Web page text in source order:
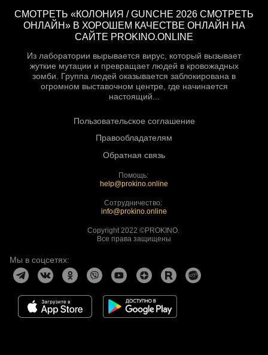
СМОТРЕТЬ «КОЛОНИЯ / GUNCHE 2026 СМОТРЕТЬ
ОНЛАЙН» В ХОРОШЕМ КАЧЕСТВЕ ОНЛАЙН НА
САЙТЕ PROKINO.ONLINE
Из лаборатории вырывается вирус, который вызывает
жуткие мутации и превращает людей в кровожадных
зомби. Группа людей оказывается заблокирована в
огромном выставочном центре, где начинается
настоящий...
Пользовательское соглашение
Правообладателям
Обратная связь
Помощь:
help@prokino.online
Сотрудничество:
info@prokino.online
Copyright 2022 ©PROKINO.
Все права защищены
Мы в соцсетях: